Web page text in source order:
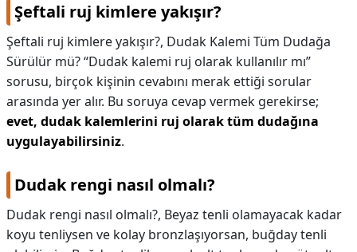
Şeftali ruj kimlere yakışır?
Şeftali ruj kimlere yakışır?, Dudak Kalemi Tüm Dudağa
Sürülür mü? “Dudak kalemi ruj olarak kullanılır mı”
sorusu, birçok kişinin cevabını merak ettiği sorular
arasında yer alır. Bu soruya cevap vermek gerekirse;
evet, dudak kalemlerini ruj olarak tüm dudağına
uygulayabilirsiniz.
Dudak rengi nasıl olmalı?
Dudak rengi nasıl olmalı?, Beyaz tenli olamayacak kadar
koyu tenliysen ve kolay bronzlaşıyorsan, buğday tenli